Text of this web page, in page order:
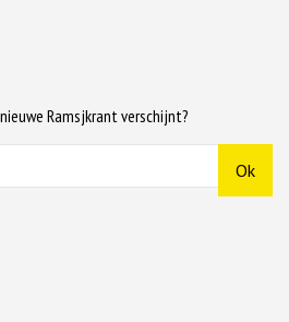
Ramsjkrant verschijnt?